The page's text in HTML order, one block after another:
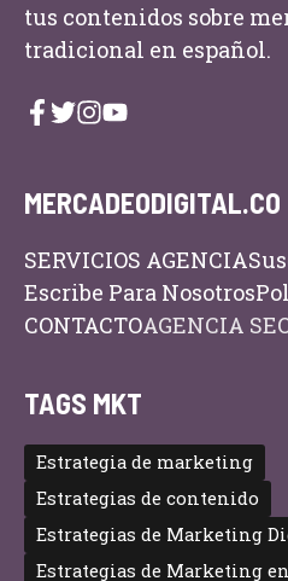
tus contenidos sobre
tradicional en español.
MERCADEODIGITAL.CO
SERVICIOS AGENCIA
Escribe Para Nosotros
CONTACTOAGENCIA
TAGS MKT
Estrategia de marketing
Estrategias de contenido
Estrategias de Marketing
Estrategias de Marketing